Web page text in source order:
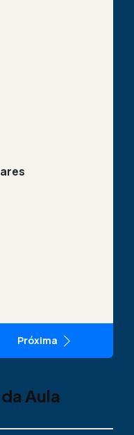
Próxima
Aula